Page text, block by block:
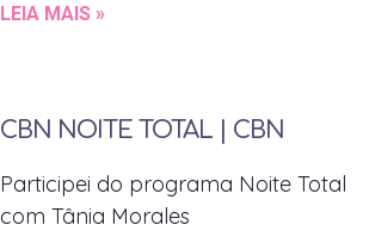
LEIA MAIS »
CBN NOITE TOTAL | CBN
Participei do programa Noite Total
com Tânia Morales